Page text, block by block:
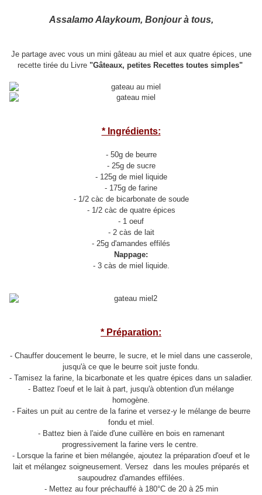
Assalamo Alaykoum, Bonjour à tous,
Je partage avec vous un mini gâteau au miel et aux quatre épices, une
recette tirée du Livre "Gâteaux, petites Recettes toutes simples"
* Ingrédients:
- 50g de beurre
- 25g de sucre
- 125g de miel liquide
- 175g de farine
- 1/2 càc de bicarbonate de soude
- 1/2 càc de quatre épices
- 1 oeuf
- 2 càs de lait
- 25g d'amandes effilés
Nappage:
- 3 càs de miel liquide.
* Préparation:
- Chauffer doucement le beurre, le sucre, et le miel dans une casserole,
jusqu'à ce que le beurre soit juste fondu.
- Tamisez la farine, la bicarbonate et les quatre épices dans un saladier.
- Battez l'oeuf et le lait à part, jusqu'à obtention d'un mélange
homogène.
- Faites un puit au centre de la farine et versez-y le mélange de beurre
fondu et miel.
- Battez bien à l'aide d'une cuillère en bois en ramenant
progressivement la farine vers le centre.
- Lorsque la farine et bien mélangée, ajoutez la préparation d'oeuf et le
lait et mélangez soigneusement. Versez dans les moules préparés et
saupoudrez d'amandes effilées.
- Mettez au four préchauffé à 180°C de 20 à 25 min